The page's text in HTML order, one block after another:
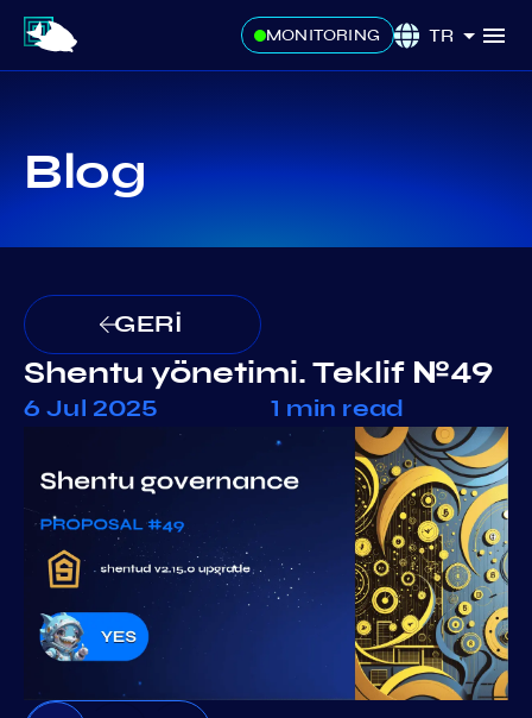
MONITORING TR
Blog
GERİ
Shentu yönetimi. Teklif №49
6 Jul 2025 1 min read